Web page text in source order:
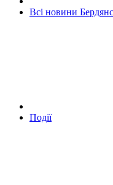
Всі новини
Події